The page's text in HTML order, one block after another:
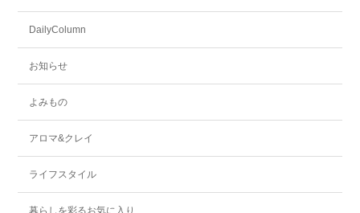
DailyColumn
お知らせ
よみもの
アロマ&クレイ
ライフスタイル
暮らしを彩るお気に入り